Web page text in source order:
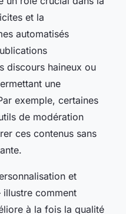
et la
automatisés
discours haineux ou
une
exemple, certaines
de modération
ces contenus sans
et
comment
à la fois la qualité